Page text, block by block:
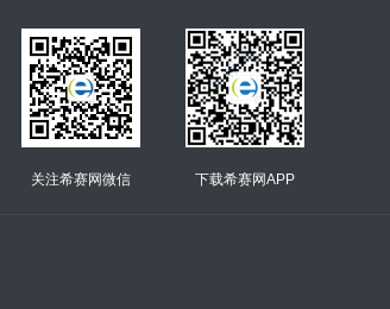
关注希赛网微信 下载希赛网APP